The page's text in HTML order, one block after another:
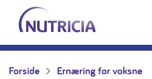
Hopp til innholdet
Nutricia.no
Forside
Ernæring for voksne